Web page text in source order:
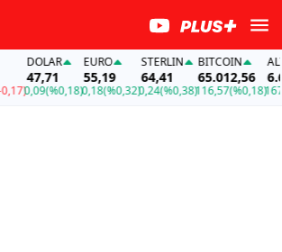
DOLAR
47,71
(%0,18)
EURO
55,19
0,18(%0,32)
STERLIN
64,41
0,24(%0,38)
BITCOIN
65.012,56
116,57(%0,18)
ALTIN
167,96